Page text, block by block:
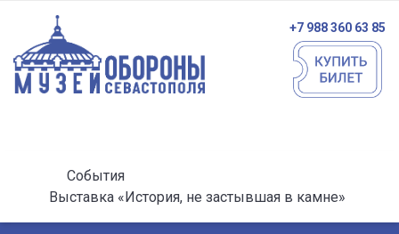
+7 988 360 63 85
События
Выставка «История, не застывшая в камне»